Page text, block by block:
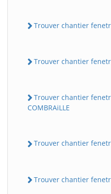
Trouver chantier
Trouver chantier
Trouver chantier
COMBRAiLLE
Trouver chantier
Trouver chantier